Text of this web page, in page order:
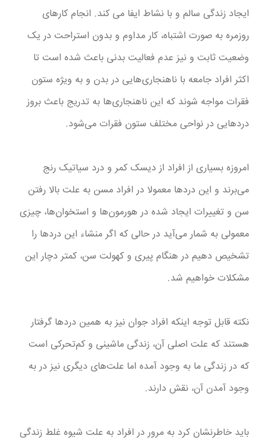
ایجاد زندگی سالم و با نشاط ایفا می کند. انجام کارهای
روزمره به صورت اشتباه، کار مداوم و بدون استراحت در یک
وضعیت ثابت و نیز عدم فعالیت بدنی باعث شده است تا
اکثر افراد جامعه با ناهنجاری‌هایی در بدن و به ویژه ستون
فقرات مواجه شوند که این ناهنجاری‌ها به تدریج باعث بروز
دردهایی در نواحی مختلف ستون فقرات می‌شود.
امروزه بسیاری از افراد از دیسک کمر و درد سیاتیک رنج
می‌برند و این دردها معمولا در افراد مسن به علت بالا رفتن
سن و تغییرات ایجاد شده در هورمون‌ها و استخوان‌ها، چیزی
معمولی به شمار می‌آید در حالی که اگر منشاء این دردها را
تشخیص دهیم در هنگام پیری و کهولت سن، کمتر دچار این
مشکلات خواهیم شد.
نکته قابل توجه اینکه افراد جوان نیز به همین دردها گرفتار
هستند که علت اصلی آن، زندگی ماشینی و کم‌تحرکی است
که در زندگی ما به وجود آمده اما علت‌های دیگری نیز در به
وجود آمدن آن، نقش دارند.
باید خاطرنشان کرد به مرور در افراد به علت شیوه غلط زندگی